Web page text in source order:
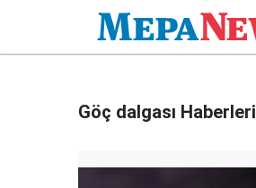
Göç dalgası Haberleri